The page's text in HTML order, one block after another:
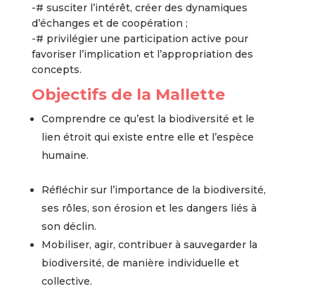
-# susciter l’intérêt, créer des dynamiques
d’échanges et de coopération ;
-# privilégier une participation active pour
favoriser l’implication et l’appropriation des
concepts.
Objectifs de la Mallette
Comprendre ce qu’est la biodiversité et le
lien étroit qui existe entre elle et l’espèce
humaine.
Réfléchir sur l’importance de la biodiversité,
ses rôles, son érosion et les dangers liés à
son déclin.
Mobiliser, agir, contribuer à sauvegarder la
biodiversité, de manière individuelle et
collective.